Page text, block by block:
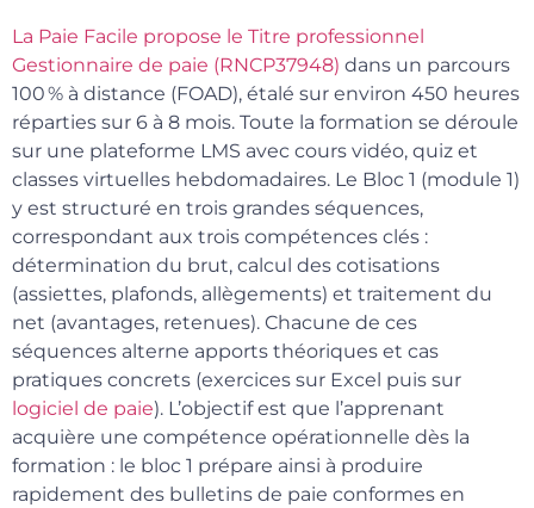
La Paie Facile propose le Titre professionnel
Gestionnaire de paie (RNCP37948) dans un parcours
100 % à distance (FOAD), étalé sur environ 450 heures
réparties sur 6 à 8 mois. Toute la formation se déroule
sur une plateforme LMS avec cours vidéo, quiz et
classes virtuelles hebdomadaires. Le Bloc 1 (module 1)
y est structuré en trois grandes séquences,
correspondant aux trois compétences clés :
détermination du brut, calcul des cotisations
(assiettes, plafonds, allègements) et traitement du
net (avantages, retenues). Chacune de ces
séquences alterne apports théoriques et cas
pratiques concrets (exercices sur Excel puis sur
logiciel de paie). L’objectif est que l’apprenant
acquière une compétence opérationnelle dès la
formation : le bloc 1 prépare ainsi à produire
rapidement des bulletins de paie conformes en